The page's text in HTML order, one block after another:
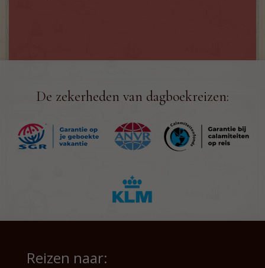
De zekerheden van dagboekreizen:
Reizen naar: